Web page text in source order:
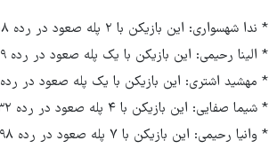
* ندا شهسواری: این بازیکن با ۲ پله صعود در رده ۲۱۸ جهان ایستاد
* الینا رحیمی: این بازیکن با یک پله صعود در رده ۳۱۹ جهان ایستاد
* مهشید اشتری: این بازیکن با یک پله صعود در رده ۳۲۹ جهان ایستاد
* شیما صفایی: این بازیکن با ۴ پله صعود در رده ۴۳۲ جهان ایستاد
* وانیا رحیمی: این بازیکن با ۷ پله صعود در رده ۴۹۸ جهان ایستاد